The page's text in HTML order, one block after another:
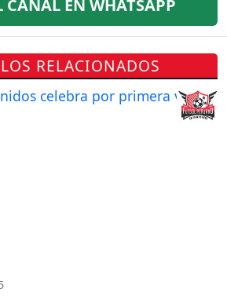
CANAL EN WHATSAPP
RELACIONADOS